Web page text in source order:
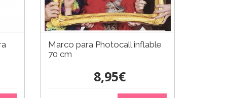
Marco para Photocall inflable
70 cm
8,95€